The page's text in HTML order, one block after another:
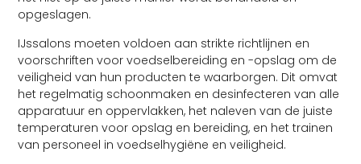
opgeslagen.
IJssalons moeten voldoen aan strikte richtlijnen en
voorschriften voor voedselbereiding en -opslag om de
veiligheid van hun producten te waarborgen. Dit omvat
het regelmatig schoonmaken en desinfecteren van alle
apparatuur en oppervlakken, het naleven van de juiste
temperaturen voor opslag en bereiding, en het trainen
van personeel in voedselhygiëne en veiligheid.